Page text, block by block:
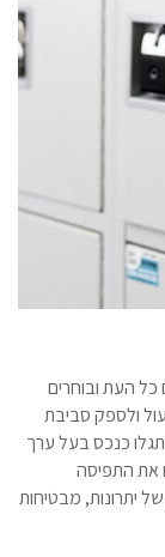
כל העת ובוחרים
ולספק סביבת
כנכס בעל ערך
את התפיסה
יתרונות, מבטיחות